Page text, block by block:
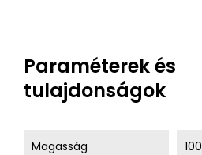
Paraméterek és
tulajdonságok
Magasság 100